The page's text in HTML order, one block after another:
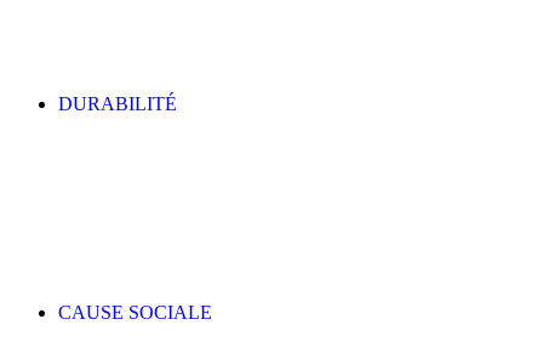
DURABILITÉ
CAUSE SOCIALE